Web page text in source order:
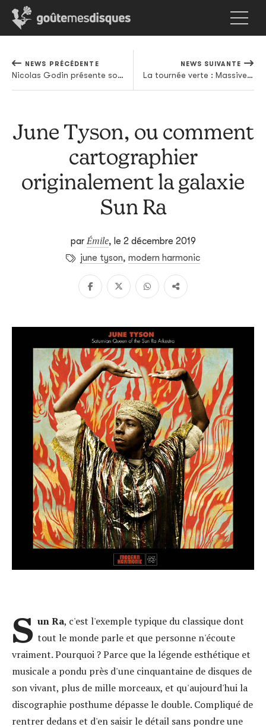
NEWS PRÉCÉDENTE
Nicolas Godin présente son deuxième album solo
NEWS SUIVANTE
La tournée verte : Massive Attack à l’assaut du dilemme de l’industrie musicale des années 2020
June Tyson, ou comment
cartographier
originalement la galaxie
Sun Ra
parÉmile, le 2 décembre 2019
june tyson, modern harmonic
S un Ra, c'est l'exemple typique du classique dont
tout le monde parle et que personne n'écoute
vraiment. Pourquoi ? Parce que la légende esthétique et
musicale a pondu près d'une cinquantaine de disques de
son vivant, plus de mille morceaux, et qu'aujourd'hui la
discographie posthume dépasse le double. Compliqué de
rentrer dedans et d'en saisir le détail sans pondre une